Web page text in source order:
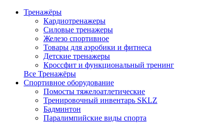
Тренажёры
Кардиотренажеры
Силовые тренажеры
Железо спортивное
Товары для аэробики и фитнеса
Детские тренажеры
Кроссфит и функциональный тренинг
Все Тренажёры
Спортивное оборудование
Помосты тяжелоатлетические
Тренировочный инвентарь SKLZ
Бадминтон
Паралимпийские виды спорта